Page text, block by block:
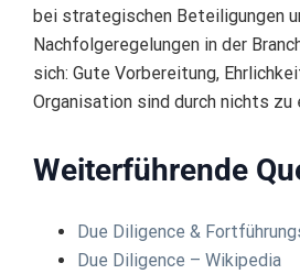
bei strategischen Beteiligungen
Nachfolgeregelungen in der
sich: Gute Vorbereitung,
Organisation sind durch nichts zu
Weiterführende
Due Diligence &
Due Diligence – Wikipedia